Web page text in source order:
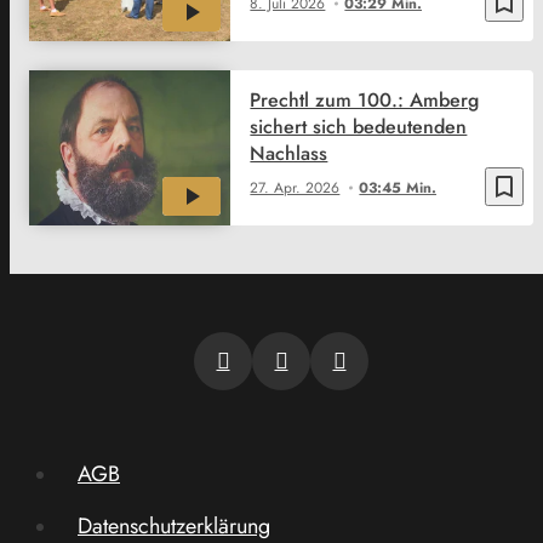
bookmark_border
27. Apr. 2026 03:45 Min.
Prechtl zum 100.: Amberg
sichert sich bedeutenden
Nachlass
AGB
Datenschutzerklärung